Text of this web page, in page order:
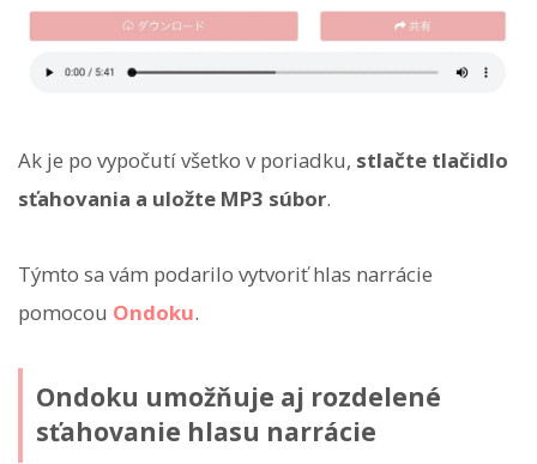
Ak je po vypočutí všetko v poriadku, stlačte tlačidlo
sťahovania a uložte MP3 súbor.
Týmto sa vám podarilo vytvoriť hlas narrácie
pomocou Ondoku.
Ondoku umožňuje aj rozdelené
sťahovanie hlasu narrácie